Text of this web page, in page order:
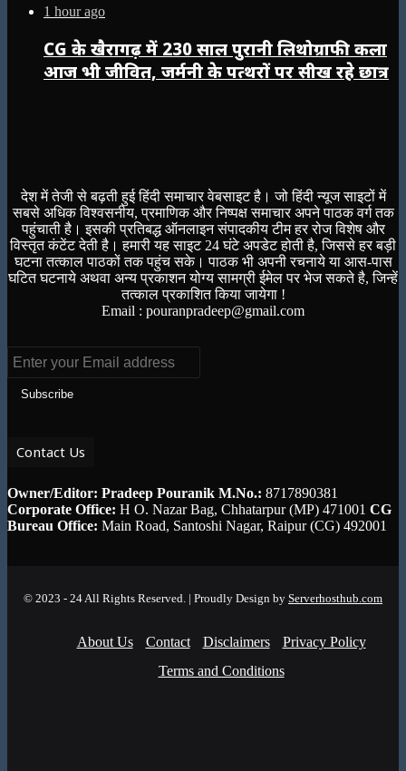
1 hour ago
CG के खैरागढ़ में 230 साल पुरानी लिथोग्राफी कला
आज भी जीवित, जर्मनी के पत्थरों पर सीख रहे छात्र
देश में तेजी से बढ़ती हुई हिंदी समाचार वेबसाइट है। जो हिंदी न्यूज साइटों में
सबसे अधिक विश्वसनीय, प्रमाणिक और निष्पक्ष समाचार अपने पाठक वर्ग तक
पहुंचाती है। इसकी प्रतिबद्ध ऑनलाइन संपादकीय टीम हर रोज विशेष और
विस्तृत कंटेंट देती है। हमारी यह साइट 24 घंटे अपडेट होती है, जिससे हर बड़ी
घटना तत्काल पाठकों तक पहुंच सके। पाठक भी अपनी रचनाये या आस-पास
घटित घटनाये अथवा अन्य प्रकाशन योग्य सामग्री ईमेल पर भेज सकते है, जिन्हें
तत्काल प्रकाशित किया जायेगा !
Email : pouranpradeep@gmail.com
Enter
your
Email
address
Contact Us
Owner/Editor: Pradeep Pouranik M.No.: 8717890381
Corporate Office: H O. Nazar Bag, Chhatarpur (MP) 471001 CG
Bureau Office: Main Road, Santoshi Nagar, Raipur (CG) 492001
© 2023 - 24 All Rights Reserved. | Proudly Design by Serverhosthub.com
About Us Contact Disclaimers
Privacy Policy
Terms and Conditions